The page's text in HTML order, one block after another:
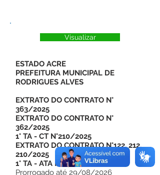
Visualizar
ESTADO ACRE
PREFEITURA MUNICIPAL DE
RODRIGUES ALVES
EXTRATO DO CONTRATO N°
363/2025
EXTRATO DO CONTRATO N°
362/2025
1° TA - CT N°210/2025
EXTRATO DO CONTRATO N°122, 212,
210/2025
1° TA - ATA N°038/2024
Prorrogado até 29/08/2026